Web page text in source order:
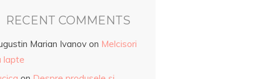
RECENT COMMENTS
Marian Ivanov on Melcisori
lapte